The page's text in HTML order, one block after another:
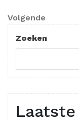
Volgend
bericht
Volgende
Zoeken